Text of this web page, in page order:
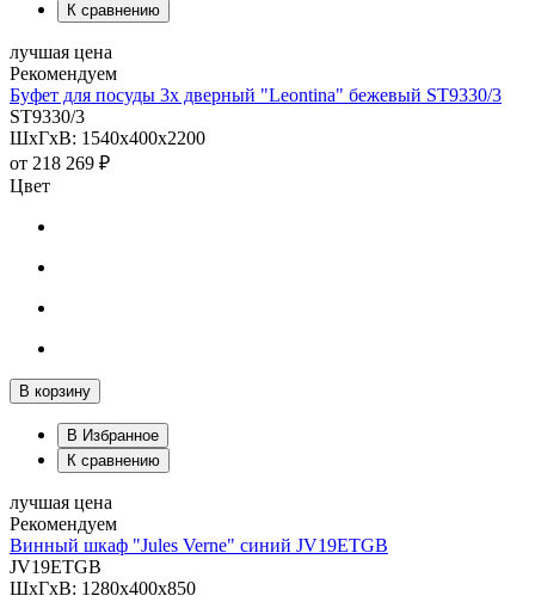
К сравнению
лучшая цена
Рекомендуем
Буфет для посуды 3х дверный "Leontina" бежевый ST9330/3
ST9330/3
ШхГхВ: 1540х400х2200
от 218 269 ₽
Цвет
В корзину
В Избранное
К сравнению
лучшая цена
Рекомендуем
Винный шкаф "Jules Verne" синий JV19ETGB
JV19ETGB
ШхГхВ: 1280х400х850